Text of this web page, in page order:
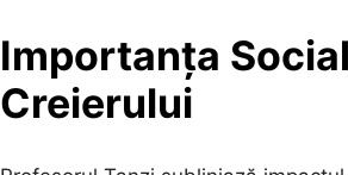
Importanța
Creierului